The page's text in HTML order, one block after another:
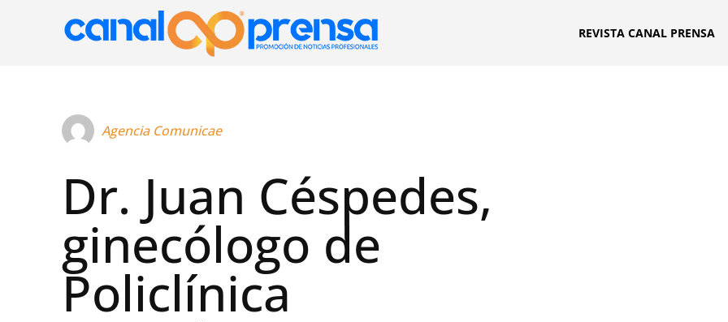
REVISTA CANAL PRENSA
Agencia Comunicae
Dr. Juan Céspedes,
ginecólogo de
Policlínica